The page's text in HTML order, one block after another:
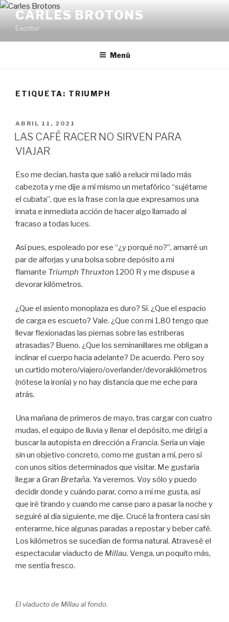
Saltar
contenido
CARLES BROTONS
Escritor
Menú
ETIQUETA: TRIUMPH
PUBLICADO
EL
ABRIL 11, 2021
LAS CAFÉ RACER NO SIRVEN PARA
VIAJAR
Eso me decían, hasta que salió a relucir mi lado más
cabezota y me dije a mí mismo un metafórico “sujétame
el cubata”, que es la frase con la que expresamos una
innata e inmediata acción de hacer algo llamado al
fracaso a todas luces.
Así pues, espoleado por ese “¿y porqué no?”, amarré un
par de alforjas y una bolsa sobre depósito a mi
flamante Triumph Thruxton 1200 R y me dispuse a
devorar kilómetros.
¿Que el asiento monoplaza es duro? Sí. ¿Que el espacio
de carga es escueto? Vale. ¿Que con mi 1,80 tengo que
llevar flexionadas las piernas sobre las estriberas
atrasadas? Bueno. ¿Que los seminanillares me obligan a
inclinar el cuerpo hacia adelante? De acuerdo. Pero soy
un curtido motero/viajero/overlander/devorakilómetros
(nótese la ironía) y no hay distancia que me eche para
atrás.
Una mañana de primeros de mayo, tras cargar con cuatro
mudas, el equipo de lluvia y llenar el depósito, me dirigí a
buscar la autopista en dirección a Francia. Sería un viaje
sin un objetivo concreto, como me gustan a mí, pero sí
con unos sitios determinados que visitar. Me gustaría
llegar a Gran Bretaña. Ya veremos. Voy sólo y puedo
decidir donde y cuándo parar, como a mí me gusta, así
que iré tirando y cuando me canse paro a pasar la noche y
seguiré al día siguiente, me dije. Crucé la frontera casi sin
enterarme, hice algunas paradas a repostar y beber café.
Los kilómetros se sucedían de forma natural. Atravesé el
espectacular viaducto de Millau. Venga, un poquito más,
me sentía fresco.
El viaducto de Millau al fondo.